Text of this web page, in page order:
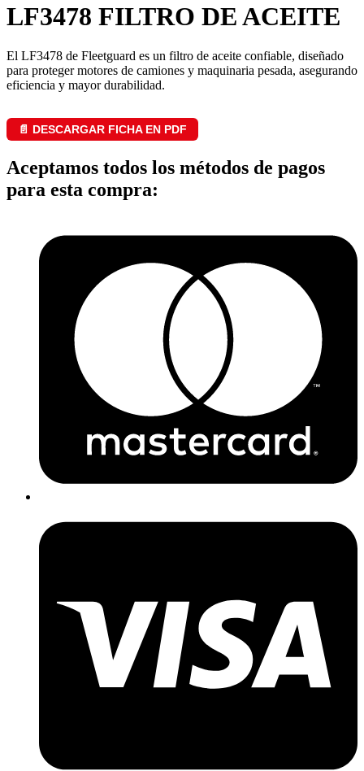
LF3478 FILTRO DE ACEITE
El LF3478 de Fleetguard es un filtro de aceite confiable, diseñado
para proteger motores de camiones y maquinaria pesada, asegurando
eficiencia y mayor durabilidad.
📄 DESCARGAR FICHA EN PDF
Aceptamos todos los métodos de pagos
para esta compra: